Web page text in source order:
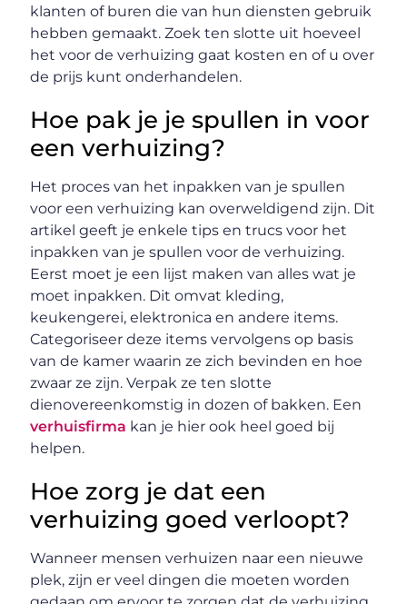
klanten of buren die van hun diensten gebruik
hebben gemaakt. Zoek ten slotte uit hoeveel
het voor de verhuizing gaat kosten en of u over
de prijs kunt onderhandelen.
Hoe pak je je spullen in voor
een verhuizing?
Het proces van het inpakken van je spullen
voor een verhuizing kan overweldigend zijn. Dit
artikel geeft je enkele tips en trucs voor het
inpakken van je spullen voor de verhuizing.
Eerst moet je een lijst maken van alles wat je
moet inpakken. Dit omvat kleding,
keukengerei, elektronica en andere items.
Categoriseer deze items vervolgens op basis
van de kamer waarin ze zich bevinden en hoe
zwaar ze zijn. Verpak ze ten slotte
dienovereenkomstig in dozen of bakken. Een
verhuisfirma kan je hier ook heel goed bij
helpen.
Hoe zorg je dat een
verhuizing goed verloopt?
Wanneer mensen verhuizen naar een nieuwe
plek, zijn er veel dingen die moeten worden